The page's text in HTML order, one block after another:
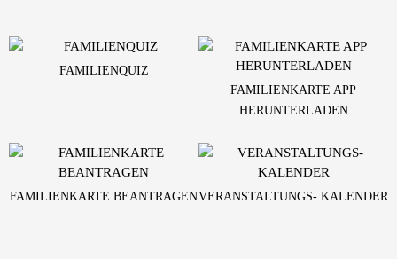
FAMILIENQUIZ
FAMILIENKARTE APP
HERUNTERLADEN
FAMILIENKARTE BEANTRAGENVERANSTALTUNGS- KALENDER